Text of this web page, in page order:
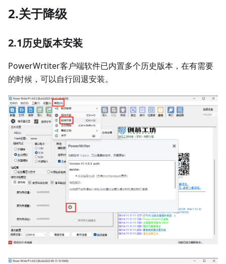
2.关于降级
2.1历史版本安装
PowerWrtiter客户端软件已内置多个历史版本，在有需要
的时候，可以自行回退安装。